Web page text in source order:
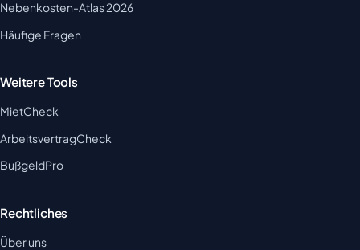
Nebenkosten-Atlas 2026
Häufige Fragen
Weitere Tools
MietCheck
ArbeitsvertragCheck
BußgeldPro
Rechtliches
Über uns